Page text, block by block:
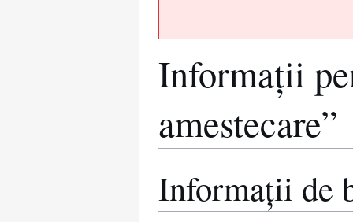
Informații
amestecare”
Informații de